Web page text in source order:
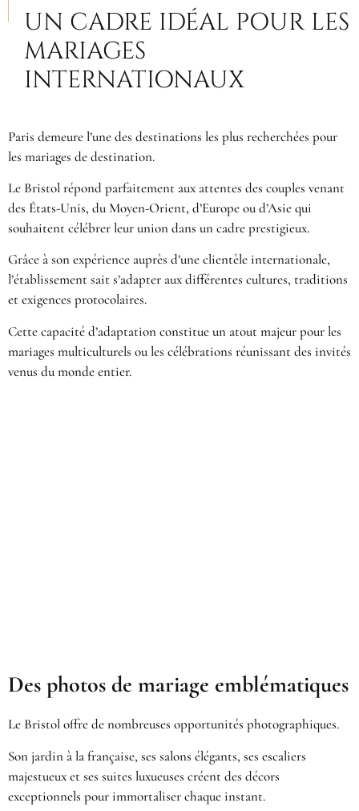
UN CADRE IDÉAL POUR LES
MARIAGES
INTERNATIONAUX
Paris demeure l’une des destinations les plus recherchées pour
les mariages de destination.
Le Bristol répond parfaitement aux attentes des couples venant
des États-Unis, du Moyen-Orient, d’Europe ou d’Asie qui
souhaitent célébrer leur union dans un cadre prestigieux.
Grâce à son expérience auprès d’une clientèle internationale,
l’établissement sait s’adapter aux différentes cultures, traditions
et exigences protocolaires.
Cette capacité d’adaptation constitue un atout majeur pour les
mariages multiculturels ou les célébrations réunissant des invités
venus du monde entier.
Des photos de mariage emblématiques
Le Bristol offre de nombreuses opportunités photographiques.
Son jardin à la française, ses salons élégants, ses escaliers
majestueux et ses suites luxueuses créent des décors
exceptionnels pour immortaliser chaque instant.